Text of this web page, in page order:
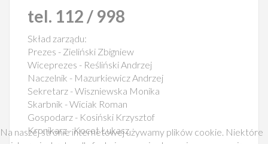
tel. 112 / 998
Skład zarządu:
Prezes - Zieliński Zbigniew
Wiceprezes - Reśliński Andrzej
Naczelnik - Mazurkiewicz Andrzej
Sekretarz - Wiszniewska Monika
Skarbnik - Wiciak Roman
Gospodarz - Kosiński Krzysztof
Kronikarz - Kocot Łukasz
Na naszej stronie internetowej używamy plików cookie. Niektóre